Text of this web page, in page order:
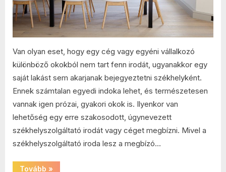
Van olyan eset, hogy egy cég vagy egyéni vállalkozó
különböző okokból nem tart fenn irodát, ugyanakkor egy
saját lakást sem akarjanak bejegyeztetni székhelyként.
Ennek számtalan egyedi indoka lehet, és természetesen
vannak igen prózai, gyakori okok is. Ilyenkor van
lehetőség egy erre szakosodott, úgynevezett
székhelyszolgáltató irodát vagy céget megbízni. Mivel a
székhelyszolgáltató iroda lesz a megbízó…
Tovább “Szempontok
»